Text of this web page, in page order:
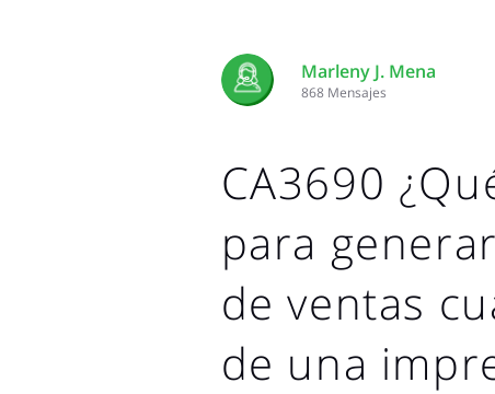
Marleny J. Mena
868 Mensajes
CA3690
para
de ventas
de una